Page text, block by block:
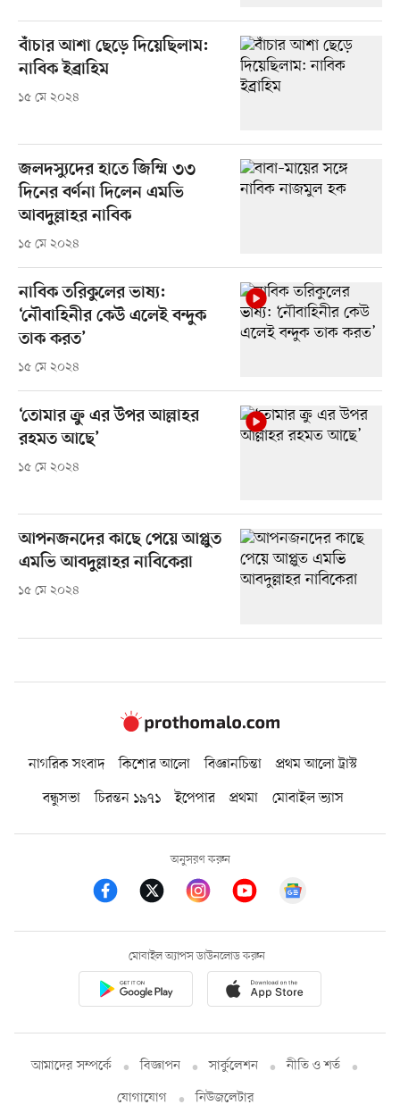
বাঁচার আশা ছেড়ে দিয়েছিলাম:
নাবিক ইব্রাহিম
১৫ মে ২০২৪
জলদস্যুদের হাতে জিম্মি ৩৩
দিনের বর্ণনা দিলেন এমভি
আবদুল্লাহর নাবিক
১৫ মে ২০২৪
নাবিক তরিকুলের ভাষ্য:
‘নৌবাহিনীর কেউ এলেই বন্দুক
তাক করত’
১৫ মে ২০২৪
‘তোমার ক্রু এর উপর আল্লাহর
রহমত আছে’
১৫ মে ২০২৪
আপনজনদের কাছে পেয়ে আপ্লুত
এমভি আবদুল্লাহর নাবিকেরা
১৫ মে ২০২৪
নাগরিক সংবাদ কিশোর আলো বিজ্ঞানচিন্তা
প্রথম আলো ট্রাস্ট
বন্ধুসভা
চিরন্তন ১৯৭১ ইপেপার প্রথমা মোবাইল ভ্যাস
অনুসরণ করুন
মোবাইল অ্যাপস ডাউনলোড করুন
আমাদের সম্পর্কে বিজ্ঞাপন সার্কুলেশন
নীতি ও শর্ত
যোগাযোগ
নিউজলেটার